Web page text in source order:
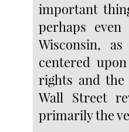
important
perhaps
Wisconsin,
centered
rights and the
Wall Street
primarily the